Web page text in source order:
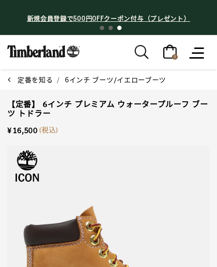
新規会員登録で500円OFFクーポン付与（プレゼント）
0
定番を知る 6インチ ブーツ/イエローブーツ
【定番】 6インチ プレミアム ウォータープルーフ ブー
ツ トドラー
¥ 16,500 (税込)